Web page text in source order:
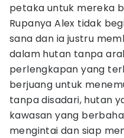
petaka untuk mereka
Rupanya Alex tidak
sana dan ia justru
dalam hutan tanpa
perlengkapan yang
berjuang untuk
tanpa disadari, hutan
kawasan yang
mengintai dan siap